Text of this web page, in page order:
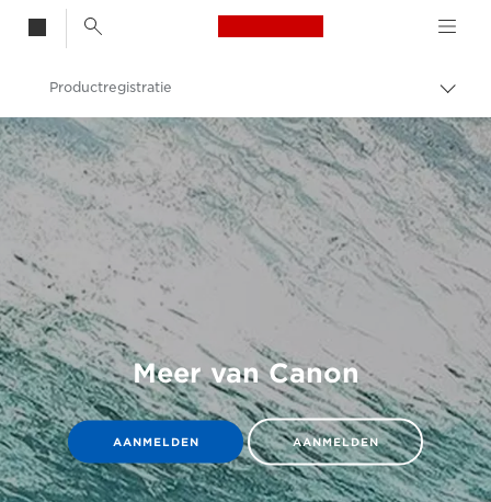
Canon Logo, back
in-/
Canon
Productregistratie
Meer van Canon
AANMELDEN AANMELDEN